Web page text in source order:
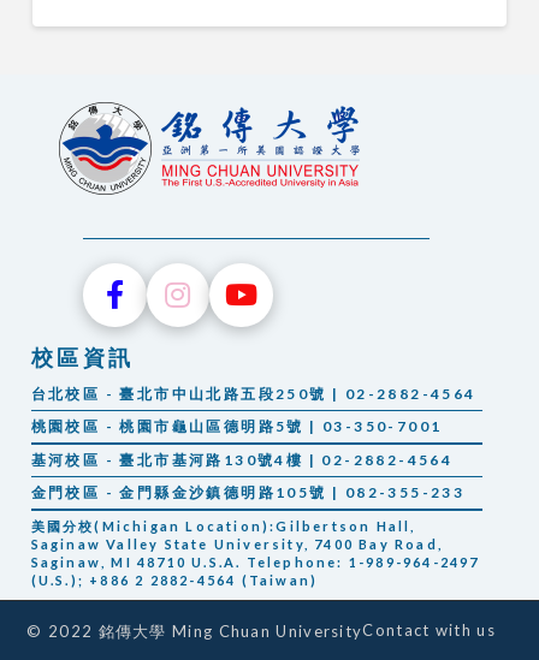
校區資訊
台北校區 - 臺北市中山北路五段250號 | 02-2882-4564
桃園校區 - 桃園市龜山區德明路5號 | 03-350-7001
基河校區 - 臺北市基河路130號4樓 | 02-2882-4564
金門校區 - 金門縣金沙鎮德明路105號 | 082-355-233
美國分校(Michigan Location):Gilbertson Hall,
Saginaw Valley State University, 7400 Bay Road,
Saginaw, MI 48710 U.S.A. Telephone: 1-989-964-2497
(U.S.); +886 2 2882-4564 (Taiwan)
© 2022 銘傳大學 Ming Chuan UniversityContact with us